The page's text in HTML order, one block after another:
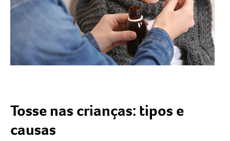
Tosse nas crianças: tipos e
causas